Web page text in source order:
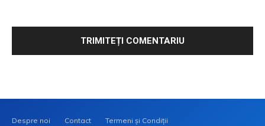
Despre noi Contact Termeni și Condiții